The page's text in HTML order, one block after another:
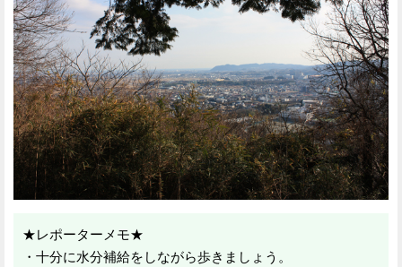
★レポーターメモ★
・十分に水分補給をしながら歩きましょう。